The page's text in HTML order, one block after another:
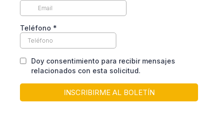
Teléfono *
Doy consentimiento para recibir mensajes
relacionados con esta solicitud.
INSCRIBIRME AL BOLETÍN